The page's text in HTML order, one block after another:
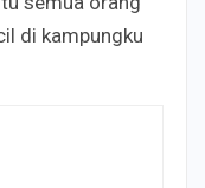
di kampungku